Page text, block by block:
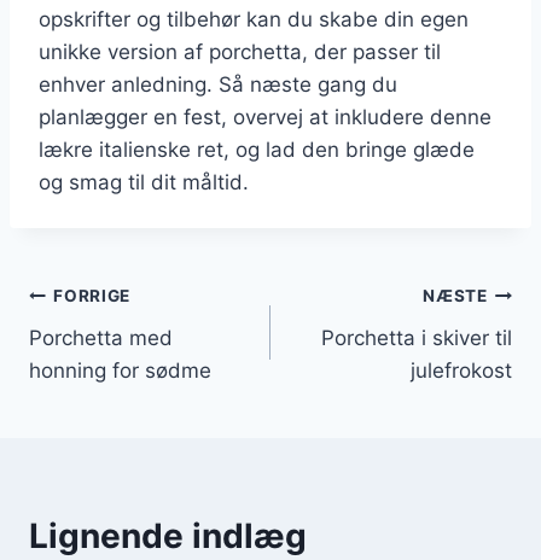
opskrifter og tilbehør kan du skabe din egen
unikke version af porchetta, der passer til
enhver anledning. Så næste gang du
planlægger en fest, overvej at inkludere denne
lækre italienske ret, og lad den bringe glæde
og smag til dit måltid.
Indlægsnavigation
FORRIGE
Porchetta med
honning for sødme
NÆSTE
Porchetta i skiver til
julefrokost
Lignende indlæg